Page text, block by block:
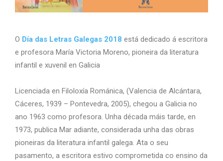
O Día das Letras Galegas 2018 está dedicado á escritora
e profesora María Victoria Moreno, pioneira da literatura
infantil e xuvenil en Galicia
Licenciada en Filoloxía Románica, (Valencia de Alcántara,
Cáceres, 1939 – Pontevedra, 2005), chegou a Galicia no
ano 1963 como profesora. Unha década máis tarde, en
1973, publica Mar adiante, considerada unha das obras
pioneiras da literatura infantil galega. Ata o seu
pasamento, a escritora estivo comprometida co ensino da